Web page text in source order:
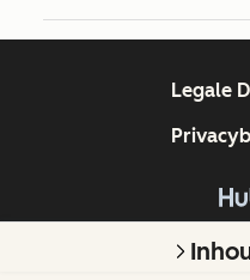
Copyright ©
Legale